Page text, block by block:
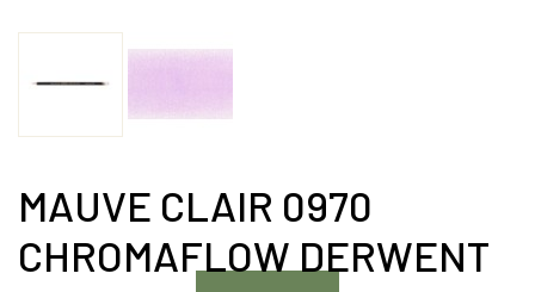
MAUVE CLAIR 0970
CHROMAFLOW DERWENT